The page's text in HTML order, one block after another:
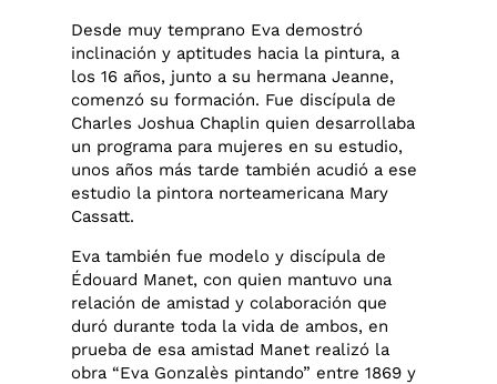
Desde muy temprano Eva demostró
inclinación y aptitudes hacia la pintura, a
los 16 años, junto a su hermana Jeanne,
comenzó su formación. Fue discípula de
Charles Joshua Chaplin quien desarrollaba
un programa para mujeres en su estudio,
unos años más tarde también acudió a ese
estudio la pintora norteamericana Mary
Cassatt.
Eva también fue modelo y discípula de
Édouard Manet, con quien mantuvo una
relación de amistad y colaboración que
duró durante toda la vida de ambos, en
prueba de esa amistad Manet realizó la
obra “Eva Gonzalès pintando” entre 1869 y